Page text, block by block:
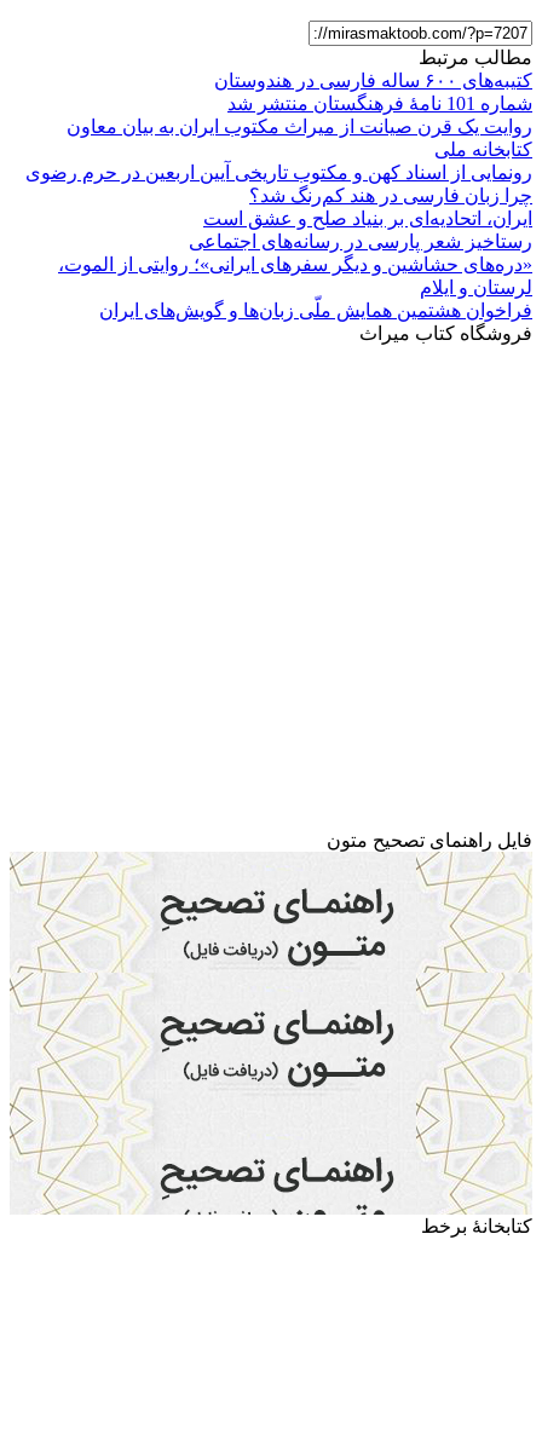
مطالب مرتبط
کتیبه‌های ۶۰۰ ساله فارسی در هندوستان
شماره 101 نامۀ فرهنگستان منتشر شد
روایت یک قرن صیانت از میراث مکتوب ایران به بیان معاون
کتابخانه ملی
رونمایی از اسناد کهن و مکتوب تاریخی آیین اربعین در حرم رضوی
چرا زبان فارسی در هند کم‌رنگ شد؟
ایران، اتحادیه‌ای بر بنیاد صلح و عشق است
رستاخیز شعر پارسی در رسانه‌های اجتماعی
«دره‌های حشاشین و دیگر سفرهای ایرانی»؛ روایتی از الموت،
لرستان و ایلام
فراخوان هشتمین همایش ملّی زبان‌ها و گویش‌های ایران
فروشگاه کتاب میراث
فایل راهنمای تصحیح متون
کتابخانۀ برخط